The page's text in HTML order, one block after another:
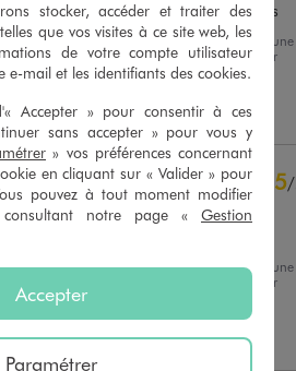
à un
5
0
0
0
Correspond à mes attentes
Avis du25/07/2026 , suite à une
expérience du
06/07/2026
par
Sophie B.
Utile (0) Signaler
5/
Avis vérifié et récompensé
Avis du22/07/2026 , suite à une
par
Utile(0) Signaler
stocker, accéder et traiter des
que vos visites à ce site web, les
de votre compte utilisateur
e-mail et les identifiants des cookies.
Accepter » pour consentir à ces
sans accepter » pour vous y
» vos préférences concernant
en cliquant sur « Valider » pour
pouvez à tout moment modifier
notre page « Gestion
Accepter
Paramétrer